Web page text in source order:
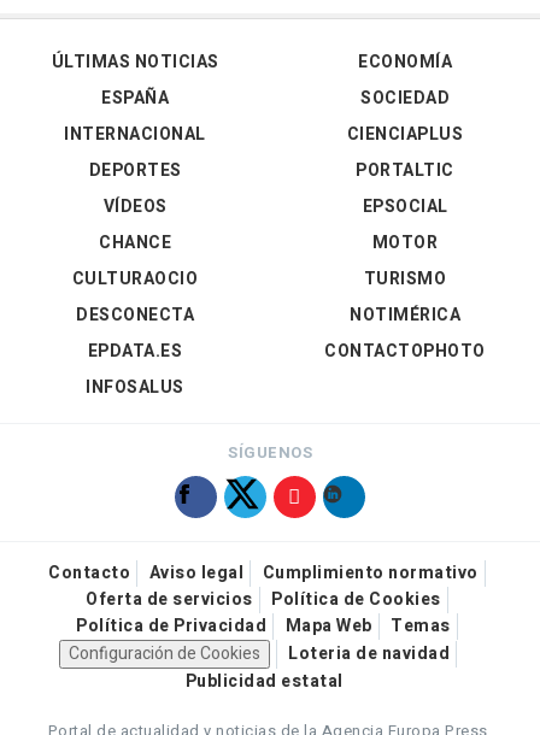
ÚLTIMAS NOTICIAS
ESPAÑA
INTERNACIONAL
DEPORTES
VÍDEOS
ECONOMÍA
SOCIEDAD
CIENCIAPLUS
PORTALTIC
EPSOCIAL
CHANCE
CULTURAOCIO
DESCONECTA
EPDATA.ES
INFOSALUS
MOTOR
TURISMO
NOTIMÉRICA
CONTACTOPHOTO
SÍGUENOS
Contacto Aviso legal
Cumplimiento normativo
Oferta de servicios
Política de Cookies
Política de Privacidad
Mapa Web
Temas
Configuración de Cookies
Loteria de navidad
Publicidad estatal